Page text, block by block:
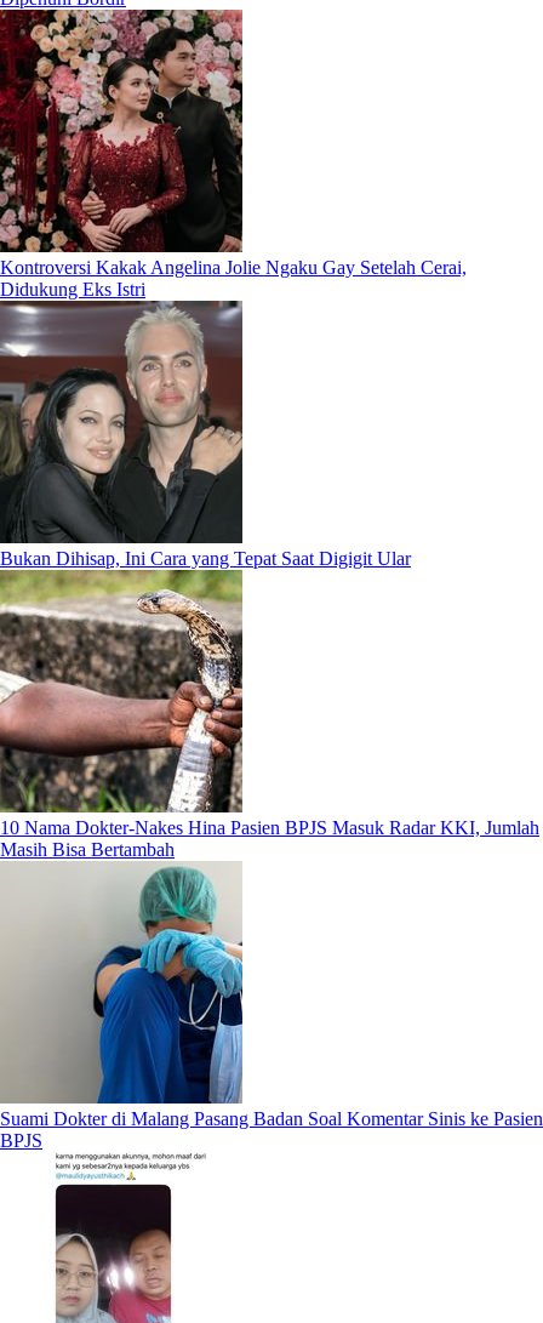
Kontroversi Kakak Angelina Jolie Ngaku Gay Setelah Cerai,
Didukung Eks Istri
Bukan Dihisap, Ini Cara yang Tepat Saat Digigit Ular
10 Nama Dokter-Nakes Hina Pasien BPJS Masuk Radar KKI, Jumlah
Masih Bisa Bertambah
Suami Dokter di Malang Pasang Badan Soal Komentar Sinis ke Pasien
BPJS